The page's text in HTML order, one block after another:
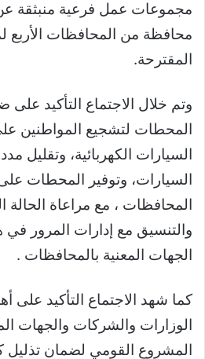
مجموعات عمل فرعية منبثقة
محافظة من المحافظات الأربع
المقترحة.
وتم خلال الاجتماع التأكيد
المحطات لتشجيع المواطنين
السيارات الكهربائية، وتقليل
السيارات، وتوفير المحطات
المحافظات ، مع مراعاة الحالة
والتنسيق مع إدارات المرور في
الجهات المعنية بالمحافظات .
كما شهد الاجتماع التأكيد على
الوزارات والشركات والجهات
المشروع القومي لضمان تذليل